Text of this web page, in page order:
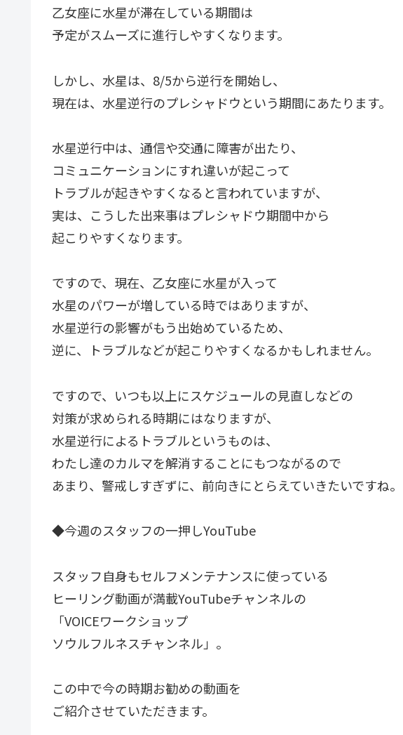
乙女座に水星が滞在している期間は
予定がスムーズに進行しやすくなります。
しかし、水星は、8/5から逆行を開始し、
現在は、水星逆行のプレシャドウという期間にあたります。
水星逆行中は、通信や交通に障害が出たり、
コミュニケーションにすれ違いが起こって
トラブルが起きやすくなると言われていますが、
実は、こうした出来事はプレシャドウ期間中から
起こりやすくなります。
ですので、現在、乙女座に水星が入って
水星のパワーが増している時ではありますが、
水星逆行の影響がもう出始めているため、
逆に、トラブルなどが起こりやすくなるかもしれません。
ですので、いつも以上にスケジュールの見直しなどの
対策が求められる時期にはなりますが、
水星逆行によるトラブルというものは、
わたし達のカルマを解消することにもつながるので
あまり、警戒しすぎずに、前向きにとらえていきたいですね。
◆今週のスタッフの一押しYouTube
スタッフ自身もセルフメンテナンスに使っている
ヒーリング動画が満載YouTubeチャンネルの
「VOICEワークショップ
ソウルフルネスチャンネル」。
この中で今の時期お勧めの動画を
ご紹介させていただきます。